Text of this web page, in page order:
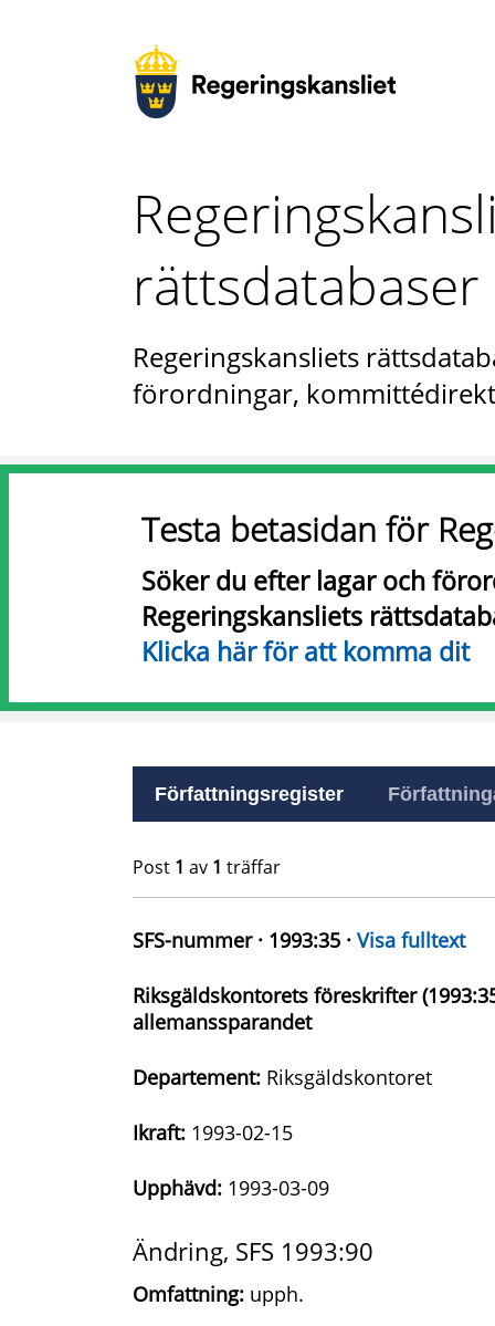
rättsdatabaser
Regeringskansliets
förordningar,
Testa betasidan för
Söker du efter lagar och
Regeringskansliets
Klicka här för att komma dit
Författningsregister
Post 1 av 1 träffar
SFS-nummer · 1993:35 · Visa fulltext
Riksgäldskontorets föreskrifter
allemanssparandet
Departement: Riksgäldskontoret
Ikraft: 1993-02-15
Upphävd: 1993-03-09
Ändring, SFS 1993:90
Omfattning: upph.